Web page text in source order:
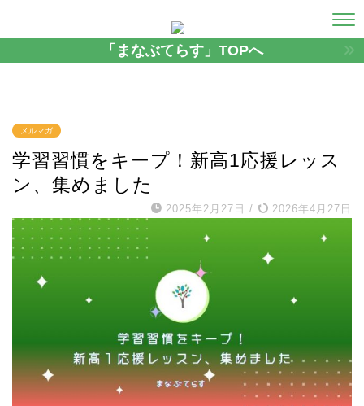
「まなぶてらす」TOPへ
メルマガ
学習習慣をキープ！新高1応援レッス
ン、集めました
2025年2月27日 / 2026年4月27日